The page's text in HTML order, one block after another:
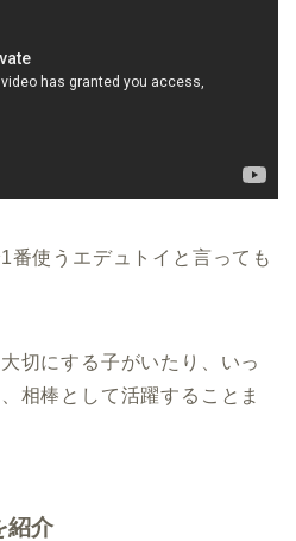
番使うエデュトイと言っても
切にする子がいたり、いっ
相棒として活躍することま
紹介